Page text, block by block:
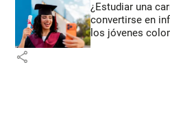
¿Estudiar una
convertirse en
los jóvenes
share